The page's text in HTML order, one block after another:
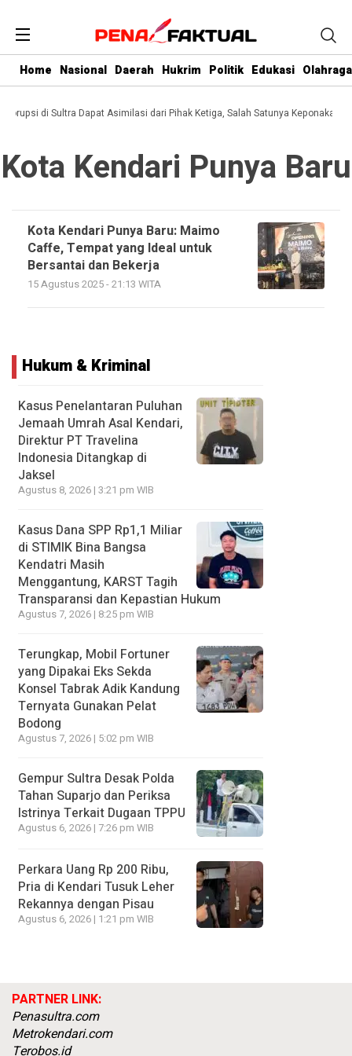
Home Nasional Daerah Hukrim Politik Edukasi Olahraga
Korupsi di Sultra Dapat Asimilasi dari Pihak Ketiga, Salah Satunya Keponakan
Kota Kendari Punya Baru
Kota Kendari Punya Baru: Maimo
Caffe, Tempat yang Ideal untuk
Bersantai dan Bekerja
15 Agustus 2025 - 21:13 WITA
Hukum & Kriminal
Kasus Penelantaran Puluhan
Jemaah Umrah Asal Kendari,
Direktur PT Travelina
Indonesia Ditangkap di
Jaksel
Agustus 8, 2026 | 3:21 pm WIB
Kasus Dana SPP Rp1,1 Miliar
di STIMIK Bina Bangsa
Kendatri Masih
Menggantung, KARST Tagih
Transparansi dan Kepastian Hukum
Agustus 7, 2026 | 8:25 pm WIB
Terungkap, Mobil Fortuner
yang Dipakai Eks Sekda
Konsel Tabrak Adik Kandung
Ternyata Gunakan Pelat
Bodong
Agustus 7, 2026 | 5:02 pm WIB
Gempur Sultra Desak Polda
Tahan Suparjo dan Periksa
Istrinya Terkait Dugaan TPPU
Agustus 6, 2026 | 7:26 pm WIB
Perkara Uang Rp 200 Ribu,
Pria di Kendari Tusuk Leher
Rekannya dengan Pisau
Agustus 6, 2026 | 1:21 pm WIB
PARTNER LINK:
Penasultra.com
Metrokendari.com
Terobos.id